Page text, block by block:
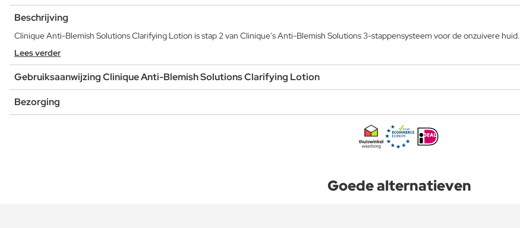
Beschrijving
Clinique Anti-Blemish Solutions Clarifying Lotion is stap 2 van Clinique's Anti-Blemish Solutions 3-stappensysteem voor de onzuivere huid.
Lees verder
Gebruiksaanwijzing Clinique Anti-Blemish Solutions Clarifying Lotion
Bezorging
Goede alternatieven